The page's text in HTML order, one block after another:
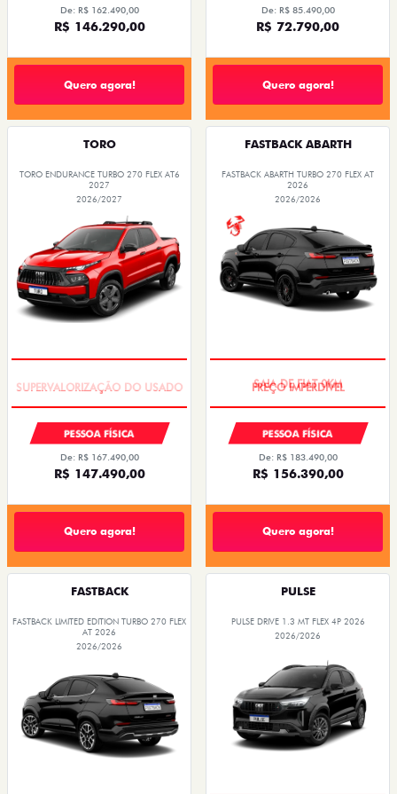
De: R$ 162.490,00
R$ 146.290,00
Quero agora!
De: R$ 85.490,00
R$ 72.790,00
Quero agora!
TORO
TORO ENDURANCE TURBO 270 FLEX AT6
2027
2026/2027
PESSOA FÍSICA
De: R$ 167.490,00
R$ 147.490,00
Quero agora!
FASTBACK ABARTH
FASTBACK ABARTH TURBO 270 FLEX AT
2026
2026/2026
PESSOA FÍSICA
De: R$ 183.490,00
R$ 156.390,00
Quero agora!
FASTBACK
FASTBACK LIMITED EDITION TURBO 270 FLEX
AT 2026
2026/2026
PULSE
PULSE DRIVE 1.3 MT FLEX 4P 2026
2026/2026